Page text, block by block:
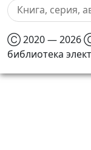
Ⓒ 2020 — 2026
библиотека